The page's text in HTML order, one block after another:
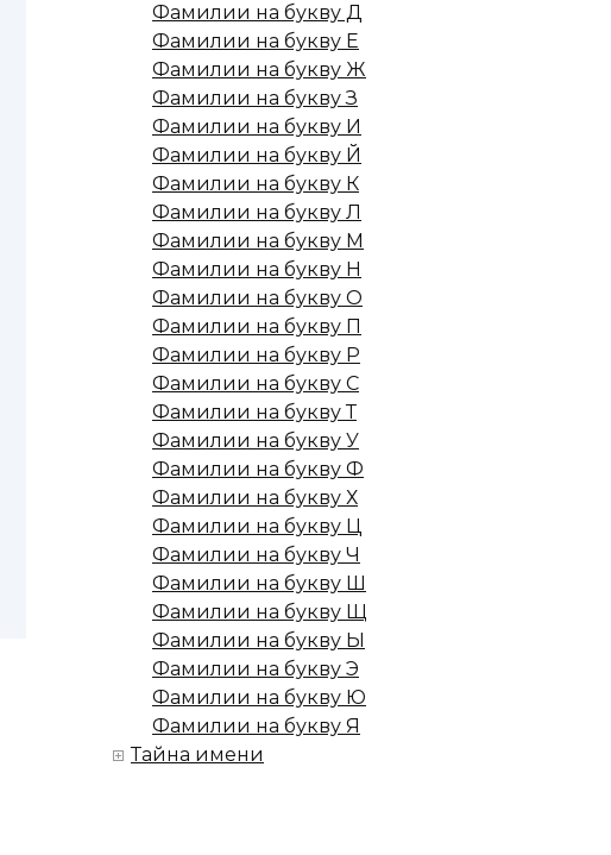
Фамилии на букву Д
Фамилии на букву Е
Фамилии на букву Ж
Фамилии на букву З
Фамилии на букву И
Фамилии на букву Й
Фамилии на букву К
Фамилии на букву Л
Фамилии на букву М
Фамилии на букву Н
Фамилии на букву О
Фамилии на букву П
Фамилии на букву Р
Фамилии на букву С
Фамилии на букву Т
Фамилии на букву У
Фамилии на букву Ф
Фамилии на букву Х
Фамилии на букву Ц
Фамилии на букву Ч
Фамилии на букву Ш
Фамилии на букву Щ
Фамилии на букву Ы
Фамилии на букву Э
Фамилии на букву Ю
Фамилии на букву Я
Тайна имени